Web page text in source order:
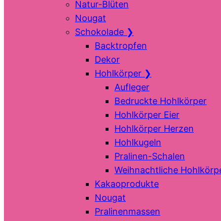
Natur-Blüten
Nougat
Schokolade ❯
Backtropfen
Dekor
Hohlkörper ❯
Aufleger
Bedruckte Hohlkörper
Hohlkörper Eier
Hohlkörper Herzen
Hohlkugeln
Pralinen-Schalen
Weihnachtliche
Kakaoprodukte
Nougat
Pralinenmassen